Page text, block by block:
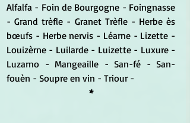
Alfalfa - Foin de Bourgogne - Foingnasse
- Grand trèfle - Granet Trèfle - Herbe ès
bœufs - Herbe nervis - Léarne - Lizette -
Louizèrne - Luilarde - Luizette - Luxure -
Luzarno - Mangeaille - San-fé - San-
fouèn - Soupre en vin - Triour -
*